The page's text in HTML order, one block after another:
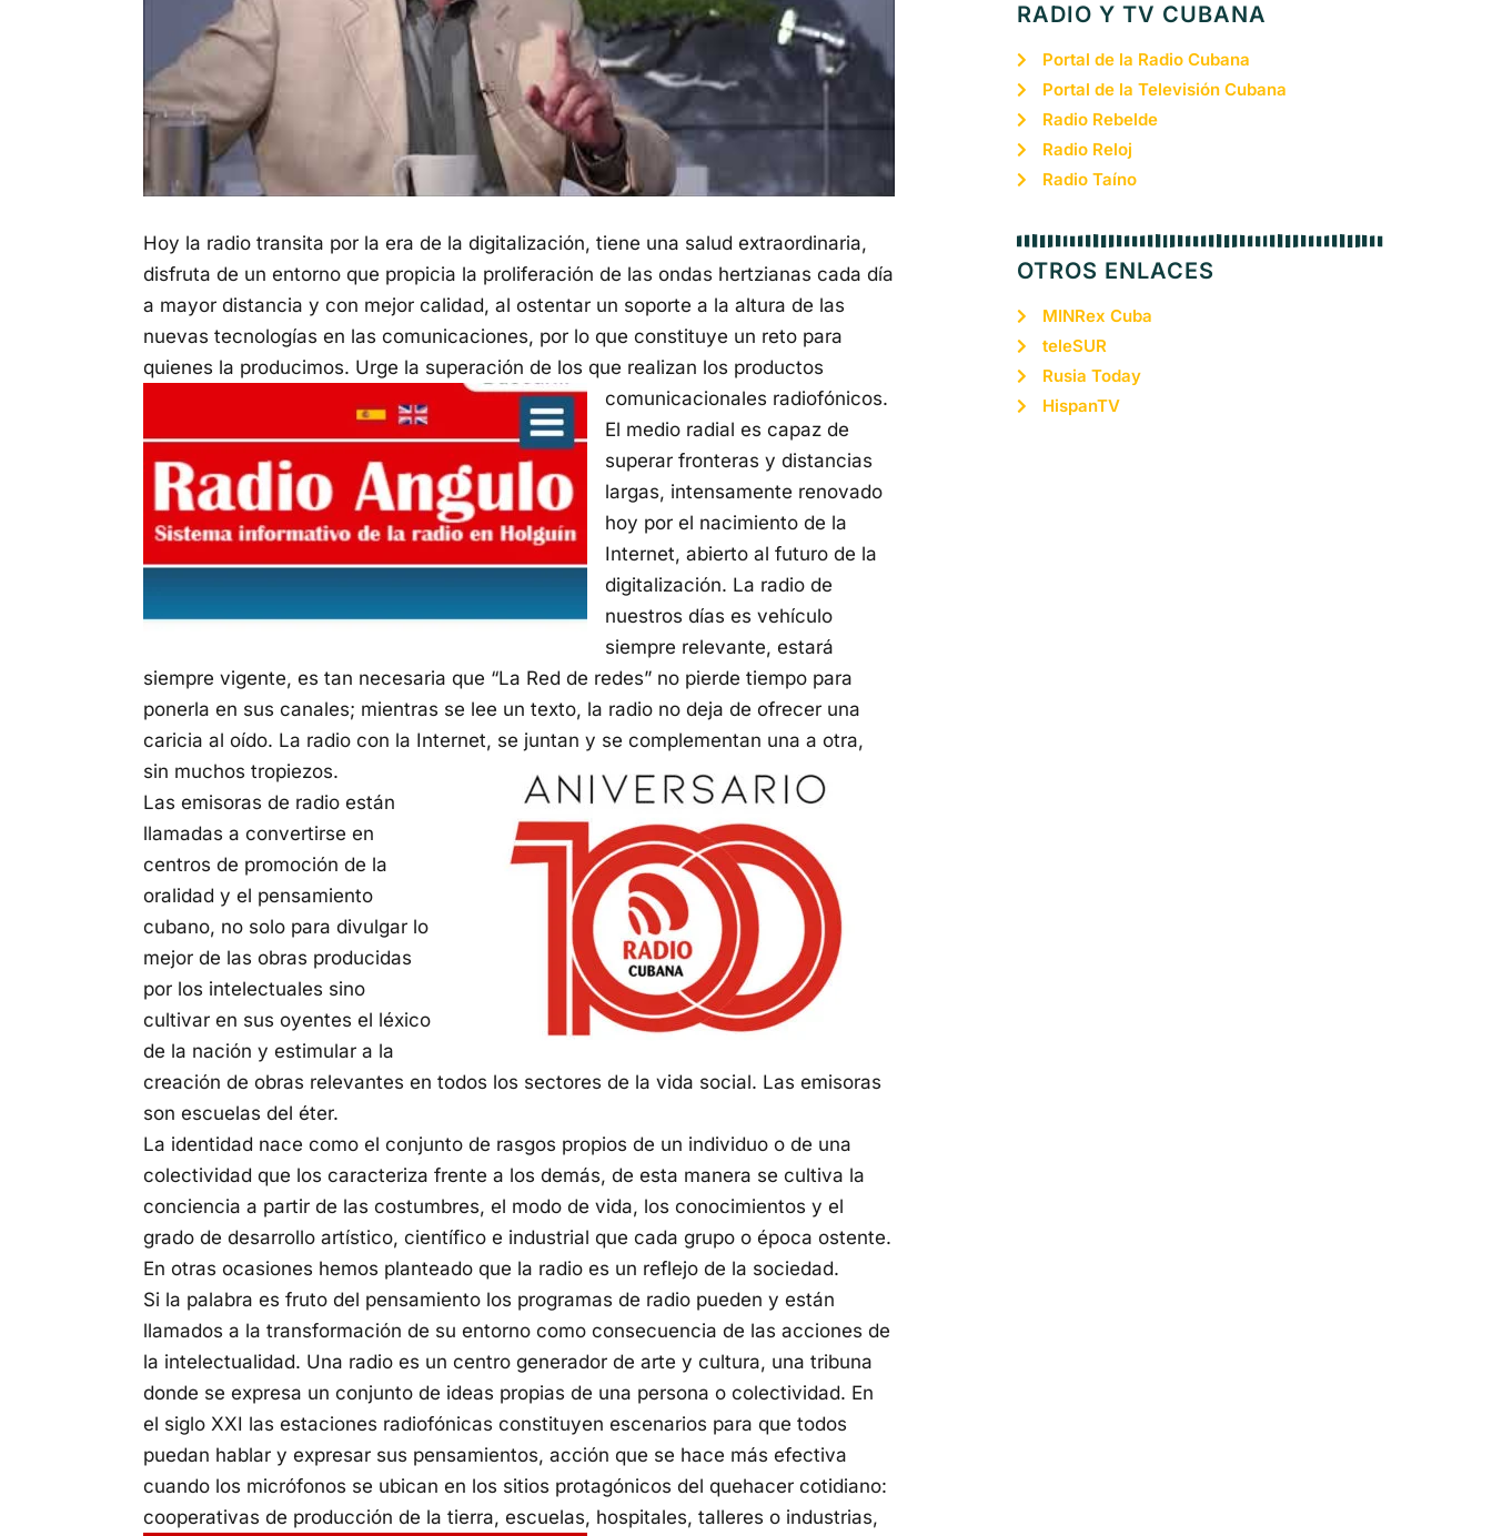
Hoy la radio transita por la era de la digitalización, tiene una salud extraordinaria,
disfruta de un entorno que propicia la proliferación de las ondas hertzianas cada día
a mayor distancia y con mejor calidad, al ostentar un soporte a la altura de las
nuevas tecnologías en las comunicaciones, por lo que constituye un reto para
quienes la producimos. Urge la superación de los que realizan los productos
comunicacionales radiofónicos.
El medio radial es capaz de
superar fronteras y distancias
largas, intensamente renovado
hoy por el nacimiento de la
Internet, abierto al futuro de la
digitalización. La radio de
nuestros días es vehículo
siempre relevante, estará
siempre vigente, es tan necesaria que “La Red de redes” no pierde tiempo para
ponerla en sus canales; mientras se lee un texto, la radio no deja de ofrecer una
caricia al oído. La radio con la Internet, se juntan y se complementan una a otra,
sin muchos tropiezos.
Las emisoras de radio están
llamadas a convertirse en
centros de promoción de la
oralidad y el pensamiento
cubano, no solo para divulgar lo
mejor de las obras producidas
por los intelectuales sino
cultivar en sus oyentes el léxico
de la nación y estimular a la
creación de obras relevantes en todos los sectores de la vida social. Las emisoras
son escuelas del éter.
La identidad nace como el conjunto de rasgos propios de un individuo o de una
colectividad que los caracteriza frente a los demás, de esta manera se cultiva la
conciencia a partir de las costumbres, el modo de vida, los conocimientos y el
grado de desarrollo artístico, científico e industrial que cada grupo o época ostente.
En otras ocasiones hemos planteado que la radio es un reflejo de la sociedad.
Si la palabra es fruto del pensamiento los programas de radio pueden y están
llamados a la transformación de su entorno como consecuencia de las acciones de
la intelectualidad. Una radio es un centro generador de arte y cultura, una tribuna
donde se expresa un conjunto de ideas propias de una persona o colectividad. En
el siglo XXI las estaciones radiofónicas constituyen escenarios para que todos
puedan hablar y expresar sus pensamientos, acción que se hace más efectiva
cuando los micrófonos se ubican en los sitios protagónicos del quehacer cotidiano:
cooperativas de producción de la tierra, escuelas, hospitales, talleres o industrias,
RADIO Y TV CUBANA
Portal de la Radio Cubana
Portal de la Televisión Cubana
Radio Rebelde
Radio Reloj
Radio Taíno
OTROS ENLACES
MINRex Cuba
teleSUR
Rusia Today
HispanTV